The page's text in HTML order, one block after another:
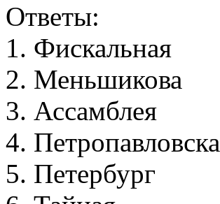
Ответы:
1. Фискальная
2. Меньшикова
3. Ассамблея
4. Петропавловска
5. Петербург